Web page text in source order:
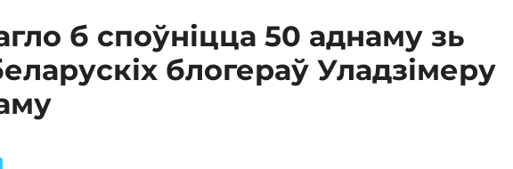
б споўніцца 50 аднаму зь
блогераў Уладзімеру